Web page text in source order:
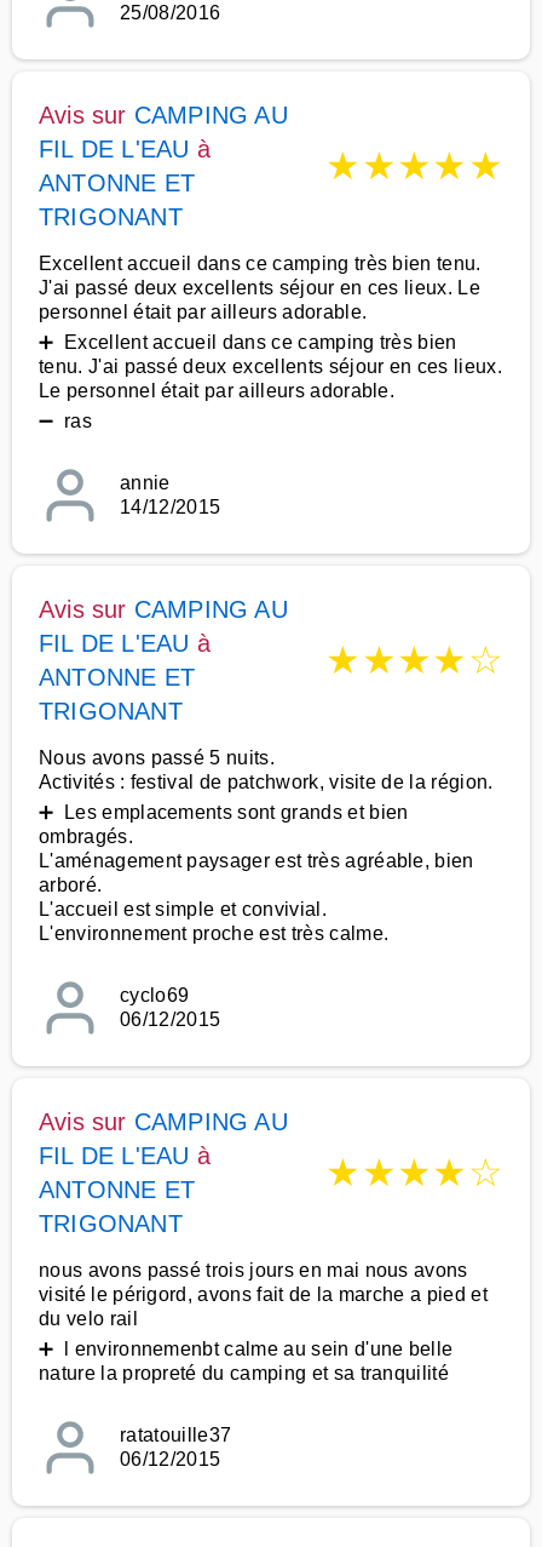
25/08/2016
Avis sur CAMPING AU
FIL DE L'EAU à
ANTONNE ET
TRIGONANT
★★★★★
Excellent accueil dans ce camping très bien tenu.
J'ai passé deux excellents séjour en ces lieux. Le
personnel était par ailleurs adorable.
➕ Excellent accueil dans ce camping très bien
tenu. J'ai passé deux excellents séjour en ces lieux.
Le personnel était par ailleurs adorable.
➖ ras
annie
14/12/2015
Avis sur CAMPING AU
FIL DE L'EAU à
ANTONNE ET
TRIGONANT
★★★★☆
Nous avons passé 5 nuits.
Activités : festival de patchwork, visite de la région.
➕ Les emplacements sont grands et bien
ombragés.
L'aménagement paysager est très agréable, bien
arboré.
L'accueil est simple et convivial.
L'environnement proche est très calme.
cyclo69
06/12/2015
Avis sur CAMPING AU
FIL DE L'EAU à
ANTONNE ET
TRIGONANT
★★★★☆
nous avons passé trois jours en mai nous avons
visité le périgord, avons fait de la marche a pied et
du velo rail
➕ l environnemenbt calme au sein d'une belle
nature la propreté du camping et sa tranquilité
ratatouille37
06/12/2015